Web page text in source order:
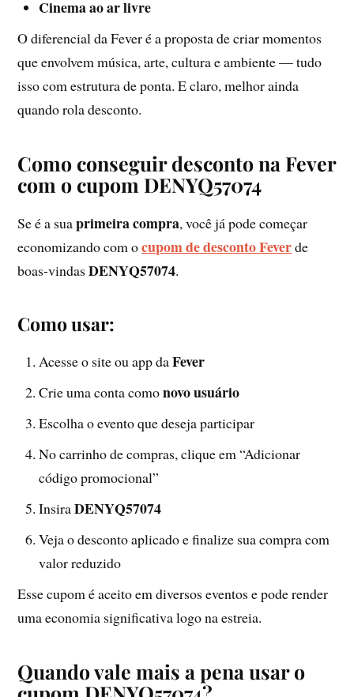
Cinema ao ar livre
O diferencial da Fever é a proposta de criar momentos
que envolvem música, arte, cultura e ambiente — tudo
isso com estrutura de ponta. E claro, melhor ainda
quando rola desconto.
Como conseguir desconto na Fever
com o cupom DENYQ57074
Se é a suaprimeira compra, você já pode começar
economizando com ocupom de desconto Feverde
boas-vindasDENYQ57074.
Como usar:
Acesse o site ou app daFever
Crie uma conta comonovo usuário
Escolha o evento que deseja participar
No carrinho de compras, clique em “Adicionar
código promocional”
InsiraDENYQ57074
Veja o desconto aplicado e finalize sua compra com
valor reduzido
Esse cupom é aceito em diversos eventos e pode render
uma economia significativa logo na estreia.
Quando vale mais a pena usar o